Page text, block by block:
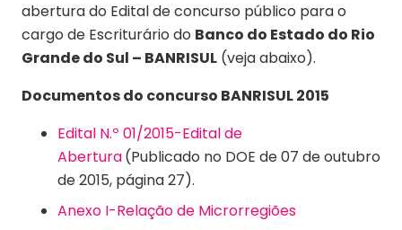
abertura do Edital de concurso público para o
cargo de Escriturário do Banco do Estado do Rio
Grande do Sul – BANRISUL (veja abaixo).
Documentos do concurso BANRISUL 2015
Edital N.º 01/2015-Edital de
Abertura(Publicado no DOE de 07 de outubro
de 2015, página 27).
Anexo I-Relação de Microrregiões